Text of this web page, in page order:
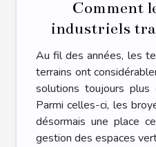
Comment
industriels
l'entretien
Au fil des années, les
terrains ont
solutions toujours plus
Parmi celles-ci, les
désormais une place
gestion des espaces